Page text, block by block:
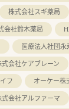
株式会社スギ薬局
会社鈴木薬局
医療法人社団永
式会社ケアブレーン
フ
オーケー株
式会社アルファーマ